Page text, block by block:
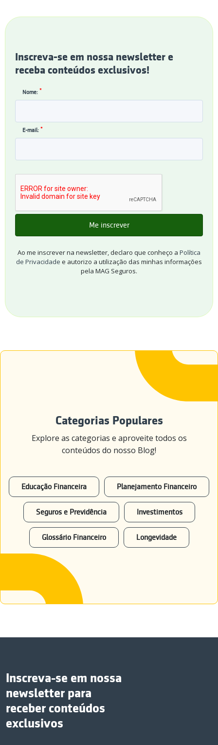
Inscreva-se em nossa newsletter e
receba conteúdos exclusivos!
Nome: *
E-mail: *
Ao me inscrever na newsletter, declaro que conheço a Política
de Privacidade e autorizo a utilização das minhas informações
pela MAG Seguros.
Categorias Populares
Explore as categorias e aproveite todos os
conteúdos do nosso Blog!
Educação Financeira Planejamento Financeiro
Seguros e Previdência Investimentos
Glossário Financeiro Longevidade
Inscreva-se em nossa
newsletter para
receber conteúdos
exclusivos